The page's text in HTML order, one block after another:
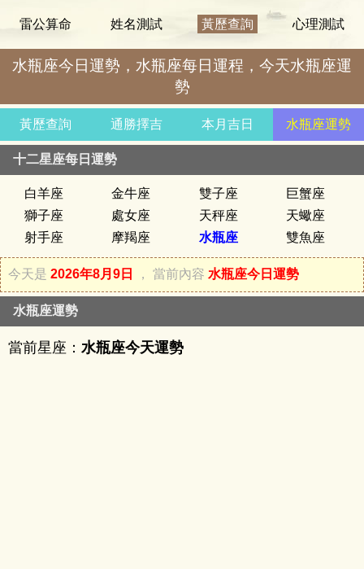
雷公算命 姓名測試 黃歷查詢 心理測試
水瓶座今日運勢，水瓶座每日運程，今天水瓶座運
勢
黃歷查詢 通勝擇吉 本月吉日 水瓶座運勢
十二星座每日運勢
白羊座 金牛座 雙子座
巨蟹座
獅子座
處女座 天秤座
天蠍座
射手座
摩羯座 水瓶座 雙魚座
今天是 2026年8月9日 ， 當前內容 水瓶座今日運勢
水瓶座運勢
當前星座： 水瓶座今天運勢